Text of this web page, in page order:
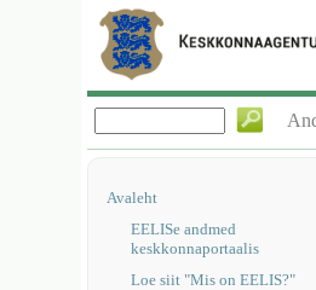
Avaleht
EELISe andmed
keskkonnaportaalis
Loe siit "Mis on EELIS?"